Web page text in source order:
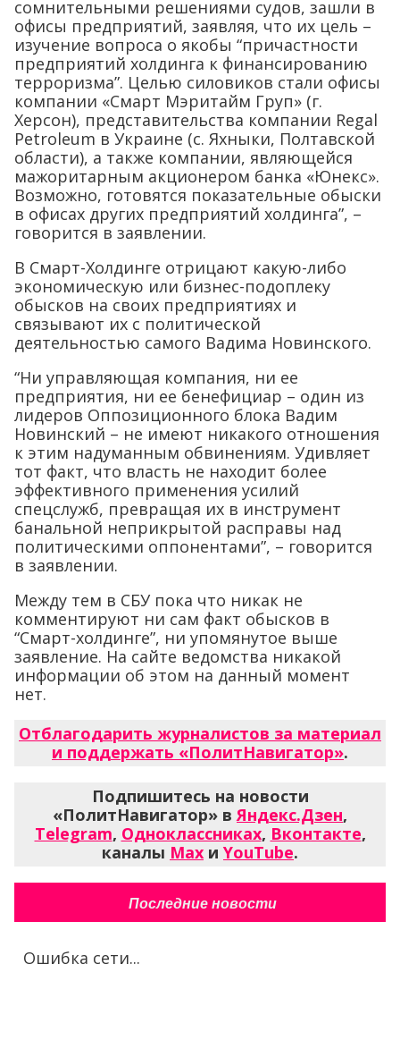
сомнительными решениями судов, зашли в
офисы предприятий, заявляя, что их цель –
изучение вопроса о якобы “причастности
предприятий холдинга к финансированию
терроризма”. Целью силовиков стали офисы
компании «Смарт Мэритайм Груп» (г.
Херсон), представительства компании Regal
Petroleum в Украине (с. Яхныки, Полтавской
области), а также компании, являющейся
мажоритарным акционером банка «Юнекс».
Возможно, готовятся показательные обыски
в офисах других предприятий холдинга”, –
говорится в заявлении.
В Смарт-Холдинге отрицают какую-либо
экономическую или бизнес-подоплеку
обысков на своих предприятиях и
связывают их с политической
деятельностью самого Вадима Новинского.
“Ни управляющая компания, ни ее
предприятия, ни ее бенефициар – один из
лидеров Оппозиционного блока Вадим
Новинский – не имеют никакого отношения
к этим надуманным обвинениям. Удивляет
тот факт, что власть не находит более
эффективного применения усилий
спецслужб, превращая их в инструмент
банальной неприкрытой расправы над
политическими оппонентами”, – говорится
в заявлении.
Между тем в СБУ пока что никак не
комментируют ни сам факт обысков в
“Смарт-холдинге”, ни упомянутое выше
заявление. На сайте ведомства никакой
информации об этом на данный момент
нет.
Отблагодарить журналистов за материал
и поддержать «ПолитНавигатор».
Подпишитесь на новости
«ПолитНавигатор» вЯндекс.Дзен,
Telegram, Одноклассниках, Вконтакте,
каналы Max и YouTube.
Последние новости
Ошибка сети...